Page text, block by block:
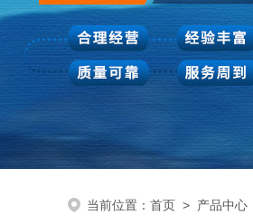
当前位置： 首页 > 产品中心